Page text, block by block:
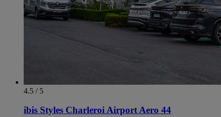
4.5 / 5
ibis Styles Charleroi Airport Aero 44